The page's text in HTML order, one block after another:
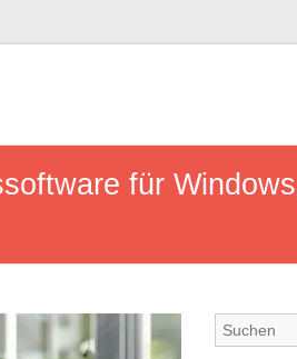
für